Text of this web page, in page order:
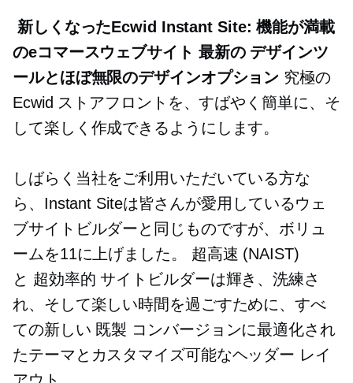
新しくなったEcwid Instant Site: 機能が満載
のeコマースウェブサイト 最新のデザインツ
ールとほぼ無限のデザインオプション 究極の
Ecwid ストアフロントを、すばやく簡単に、そ
して楽しく作成できるようにします。
しばらく当社をご利用いただいている方な
ら、Instant Siteは皆さんが愛用しているウェ
ブサイトビルダーと同じものですが、ボリュ
ームを11に上げました。 超高速 (NAIST)
と 超効率的 サイトビルダーは輝き、洗練さ
れ、そして楽しい時間を過ごすために、すべ
ての新しい 既製 コンバージョンに最適化され
たテーマとカスタマイズ可能なヘッダー レイ